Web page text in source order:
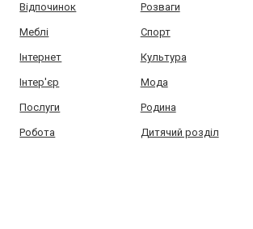
Відпочинок Розваги
Меблі Спорт
Інтернет Культура
Інтер'єр Мода
Послуги Родина
Робота Дитячий розділ